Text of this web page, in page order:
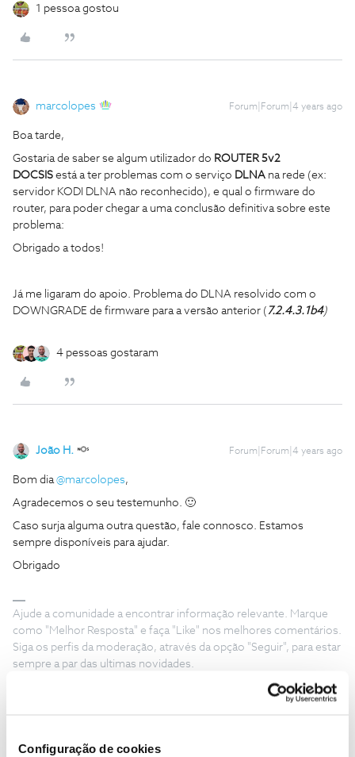
Configuração de cookies
1 pessoa gostou
marcolopes Forum|Forum|4 years ago
Boa tarde,
Gostaria de saber se algum utilizador do ROUTER 5v2
DOCSIS está a ter problemas com o serviço DLNA na rede (ex:
servidor KODI DLNA não reconhecido), e qual o firmware do
router, para poder chegar a uma conclusão definitiva sobre este
problema:
Obrigado a todos!
Já me ligaram do apoio. Problema do DLNA resolvido com o
DOWNGRADE de firmware para a versão anterior ( 7.2.4.3.1b4)
4 pessoas gostaram
João H. Forum|Forum|4 years ago
Bom dia @marcolopes,
Agradecemos o seu testemunho. 🙂
Caso surja alguma outra questão, fale connosco. Estamos
sempre disponíveis para ajudar.
Obrigado
Ajude a comunidade a encontrar informação relevante. Marque
como "Melhor Resposta" e faça "Like" nos melhores comentários.
Siga os perfis da moderação, através da opção "Seguir", para estar
sempre a par das ultimas novidades.